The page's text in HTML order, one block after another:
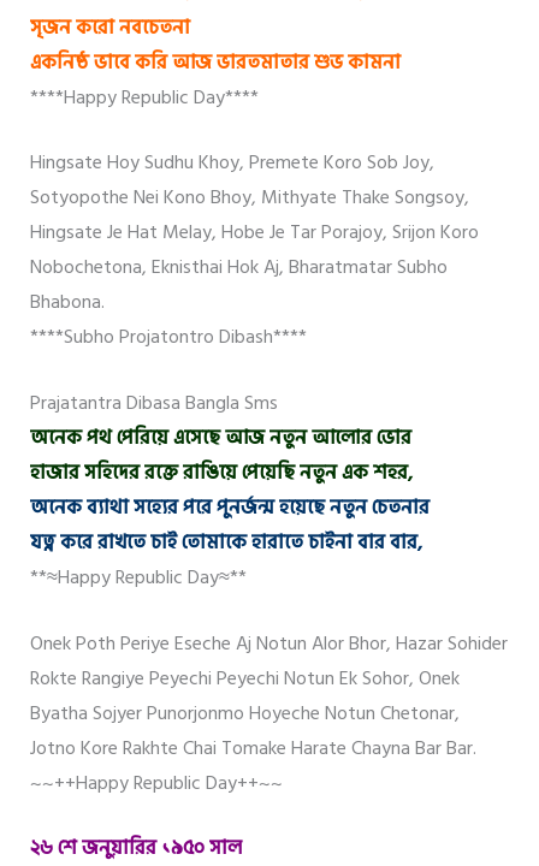
সৃজন করো নবচেতনা
একনিষ্ঠ ভাবে করি আজ ভারতমাতার শুভ কামনা
****Happy Republic Day****
Hingsate Hoy Sudhu Khoy, Premete Koro Sob Joy,
Sotyopothe Nei Kono Bhoy, Mithyate Thake Songsoy,
Hingsate Je Hat Melay, Hobe Je Tar Porajoy, Srijon Koro
Nobochetona, Eknisthai Hok Aj, Bharatmatar Subho
Bhabona.
****Subho Projatontro Dibash****
Prajatantra Dibasa Bangla Sms
অনেক পথ পেরিয়ে এসেছে আজ নতুন আলোর ভোর
হাজার সহিদের রক্তে রাঙিয়ে পেয়েছি নতুন এক শহর,
অনেক ব্যাথা সহ্যের পরে পুনর্জন্ম হয়েছে নতুন চেতনার
যত্ন করে রাখতে চাই তোমাকে হারাতে চাইনা বার বার,
**≈Happy Republic Day≈**
Onek Poth Periye Eseche Aj Notun Alor Bhor, Hazar Sohider
Rokte Rangiye Peyechi Peyechi Notun Ek Sohor, Onek
Byatha Sojyer Punorjonmo Hoyeche Notun Chetonar,
Jotno Kore Rakhte Chai Tomake Harate Chayna Bar Bar.
~~++Happy Republic Day++~~
২৬ শে জনুয়ারির ১৯৫০ সাল